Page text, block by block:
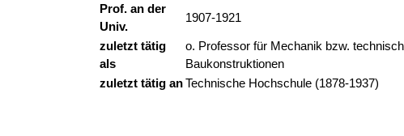
Prof. an der
Univ.
1907-1921
zuletzt tätig
als
o. Professor für Mechanik bzw.
Baukonstruktionen
zuletzt tätig anTechnische Hochschule (1878-1937)